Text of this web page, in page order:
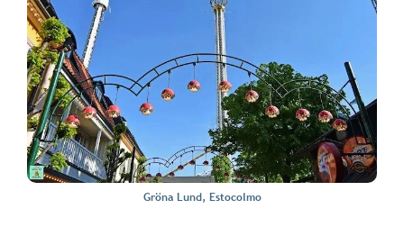
Gröna Lund, Estocolmo